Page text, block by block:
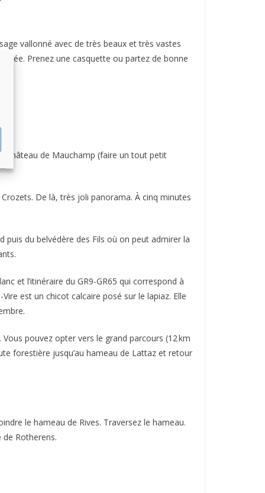
vallonné avec de très beaux et très vastes
Prenez une casquette ou partez de bonne
Château de Mauchamp (faire un tout petit
De là, très joli panorama. À cinq minutes
puis du belvédère des Fils où on peut admirer la
et l’itinéraire du GR9-GR65 qui correspond à
est un chicot calcaire posé sur le lapiaz. Elle
pouvez opter vers le grand parcours (12 km
forestière jusqu’au hameau de Lattaz et retour
le hameau de Rives. Traversez le hameau.
Rotherens.